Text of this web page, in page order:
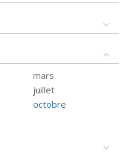
mars
juillet
octobre